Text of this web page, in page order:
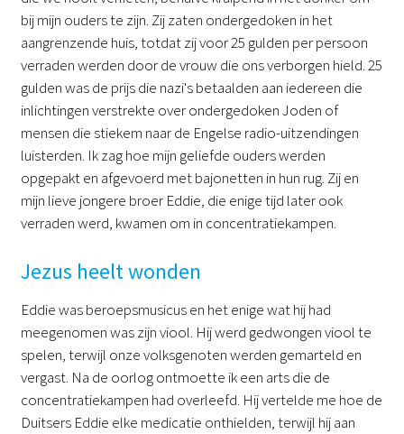
bij mijn ouders te zijn. Zij zaten ondergedoken in het
aangrenzende huis, totdat zij voor 25 gulden per persoon
verraden werden door de vrouw die ons verborgen hield. 25
gulden was de prijs die nazi's betaalden aan iedereen die
inlichtingen verstrekte over ondergedoken Joden of
mensen die stiekem naar de Engelse radio-uitzendingen
luisterden. Ik zag hoe mijn geliefde ouders werden
opgepakt en afgevoerd met bajonetten in hun rug. Zij en
mijn lieve jongere broer Eddie, die enige tijd later ook
verraden werd, kwamen om in concentratiekampen.
Jezus heelt wonden
Eddie was beroepsmusicus en het enige wat hij had
meegenomen was zijn viool. Hij werd gedwongen viool te
spelen, terwijl onze volksgenoten werden gemarteld en
vergast. Na de oorlog ontmoette ik een arts die de
concentratiekampen had overleefd. Hij vertelde me hoe de
Duitsers Eddie elke medicatie onthielden, terwijl hij aan